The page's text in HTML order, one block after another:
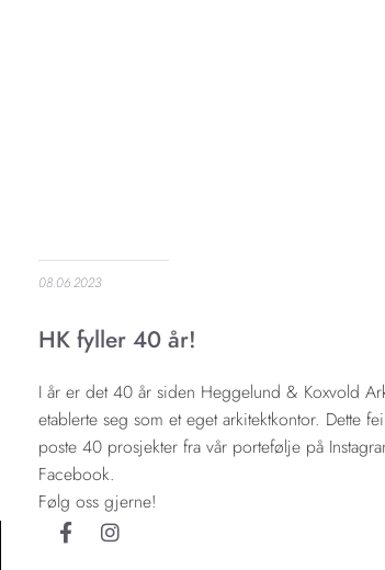
08.06.2023
HK fyller 40 år!
I år er det 40 år siden Heggelund & Koxvold
etablerte seg som et eget arkitektkontor. Dette
poste 40 prosjekter fra vår portefølje på
Facebook.
Følg oss gjerne!